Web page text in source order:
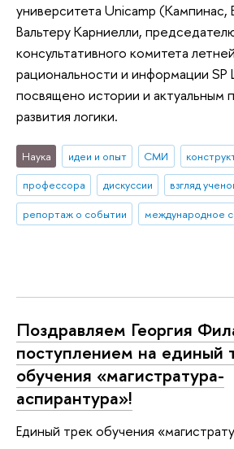
университета Unicamp (Кампинас,
Вальтеру Карниелли,
консультативного комитета
рациональности и информации SP
посвящено истории и актуальным
развития логики.
Наука идеи и опыт СМИ
профессора
дискуссии
взгляд
репортаж о событии
международное
Поздравляем Георгия
поступлением на единый
обучения «магистратура-
аспирантура»!
Единый трек обучения